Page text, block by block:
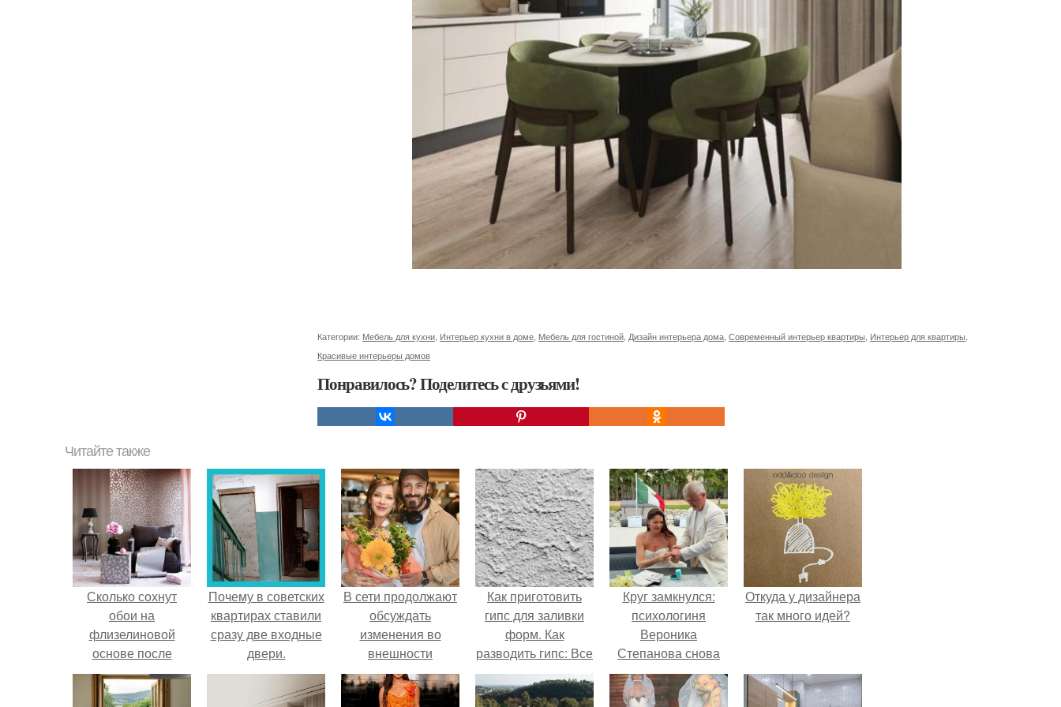
Категории: Мебель для кухни Интерьер кухни в доме Мебель для гостиной Дизайн интерьера дома Современный интерьер квартиры Интерьер для квартиры
Красивые интерьеры домов
Понравилось? Поделитесь с друзьями!
Читайте также
Сколько сохнут
обои на
флизелиновой
основе после
поклейки. Когда
высохнет клей?
Почему в советских
квартирах ставили
сразу две входные
двери.
В сети продолжают
обсуждать
изменения во
внешности
актрисы.
Как приготовить
гипс для заливки
форм. Как
разводить гипс: Все
о приготовлении
идеального
Круг замкнулся:
психологиня
Вероника
Степанова снова
вышла замуж за
собственного
Откуда у дизайнера
так много идей?